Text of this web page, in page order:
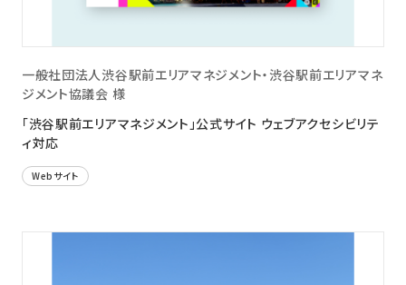
一般社団法人渋谷駅前エリアマネジメント・渋谷駅前エリアマネ
ジメント協議会 様
「渋谷駅前エリアマネジメント」公式サイト ウェブアクセシビリテ
ィ対応
Webサイト